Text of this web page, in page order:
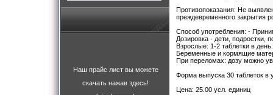
Наш прайс лист вы можете
скачать нажав здесь!
Противопоказания: Не
преждевременного закрытия
Способ употребления: -
Дозировка - дети, подростки,
Взрослые: 1-2 таблетки в день.
Беременные и кормящие
При переломах: дозу можно
Форма выпуска 30 таблеток в
Цена: 25.00 усл. единиц